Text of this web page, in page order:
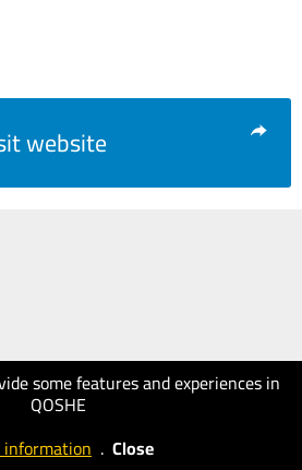
some features and experiences in
QOSHE
. Close
website